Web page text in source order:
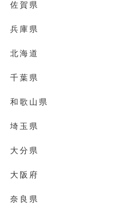
佐賀県
兵庫県
北海道
千葉県
和歌山県
埼玉県
大分県
大阪府
奈良県